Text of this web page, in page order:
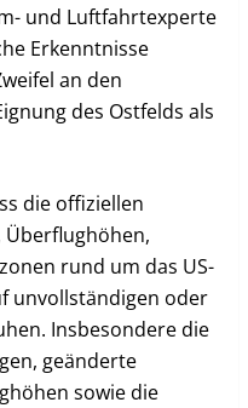
und Luftfahrtexperte
Erkenntnisse
an den
des Ostfelds als
die offiziellen
Überflughöhen,
rund um das US-
unvollständigen oder
Insbesondere die
geänderte
sowie die